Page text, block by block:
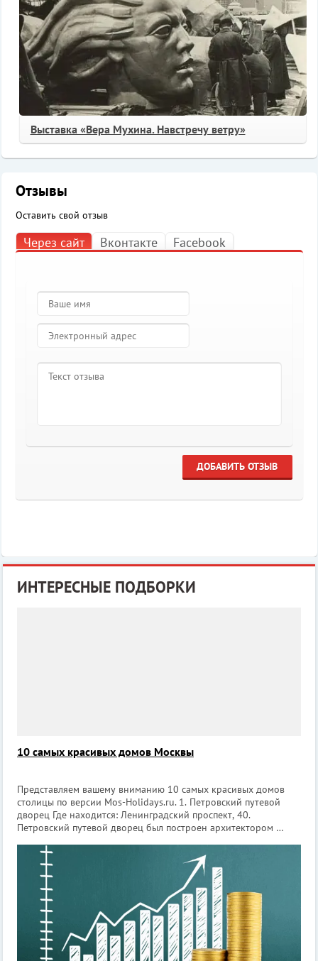
Выставка «Вера Мухина. Навстречу ветру»
Отзывы
Оставить свой отзыв
Через сайт Вконтакте Facebook
ДОБАВИТЬ ОТЗЫВ
ИНТЕРЕСНЫЕ ПОДБОРКИ
10 самых красивых домов Москвы
Представляем вашему вниманию 10 самых красивых домов
столицы по версии Mos-Holidays.ru. 1. Петровский путевой
дворец Где находится: Ленинградский проспект, 40.
Петровский путевой дворец был построен архитектором
хотела таким образом увеков